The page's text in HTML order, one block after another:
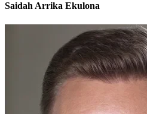
Saidah Arrika Ekulona